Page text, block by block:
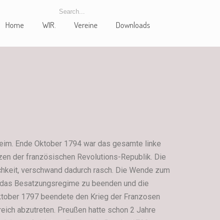
Home WIR. Vereine Downloads
Ende Oktober 1794 war das gesamte linke
der französischen Revolutions-Republik. Die
verschwand dadurch rasch. Die Wende zum
Besatzungsregime zu beenden und die
1797 beendete den Krieg der Franzosen
abzutreten. Preußen hatte schon 2 Jahre